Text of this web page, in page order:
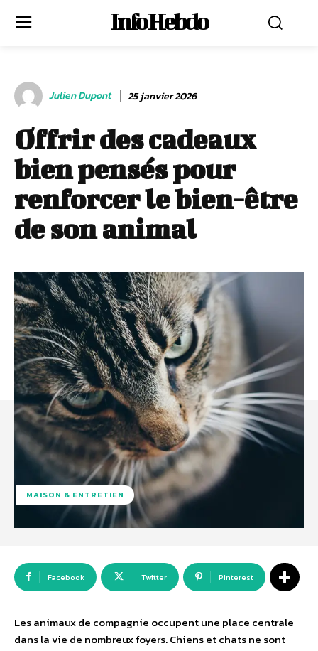
Info Hebdo
Julien Dupont 25 janvier 2026
Offrir des cadeaux
bien pensés pour
renforcer le bien-être
de son animal
MAISON & ENTRETIEN
Facebook Twitter Pinterest
Les animaux de compagnie occupent une place centrale
dans la vie de nombreux foyers. Chiens et chats ne sont